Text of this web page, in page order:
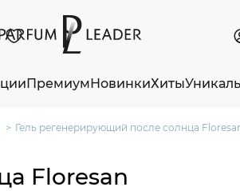
ПремиумНовинкиХиты
Гель регенерирующий после солнца
Floresan